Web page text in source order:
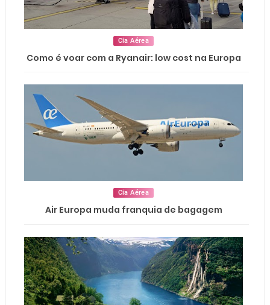
Cia Aérea
Como é voar com a Ryanair: low cost na Europa
Cia Aérea
Air Europa muda franquia de bagagem